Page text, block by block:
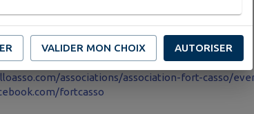
RLB
fortcasso
VALIDER MON CHOIX AUTORISER